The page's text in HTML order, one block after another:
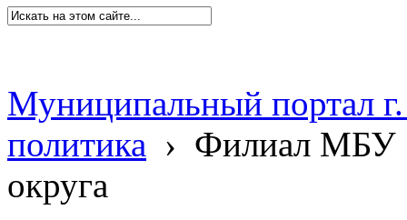
Муниципальный портал
политика › Филиал МБУ
округа